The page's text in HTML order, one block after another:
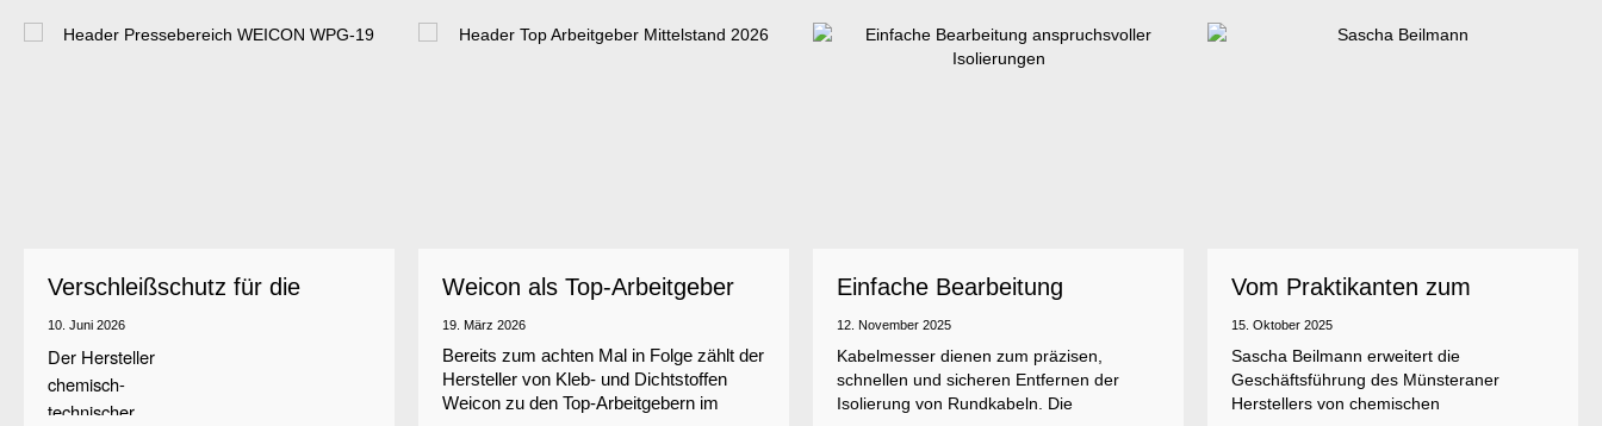
Verschleißschutz für die
Industrie
10. Juni 2026
Der Hersteller
chemisch-
technischer
Weicon als Top-Arbeitgeber
ausgezeichnet
19. März 2026
Bereits zum achten Mal in Folge zählt der
Hersteller von Kleb- und Dichtstoffen
Weicon zu den Top-Arbeitgebern im
Einfache Bearbeitung
anspruchsvoller Isolierungen
12. November 2025
Kabelmesser dienen zum präzisen,
schnellen und sicheren Entfernen der
Isolierung von Rundkabeln. Die
Vom Praktikanten zum
Geschäftsführer
15. Oktober 2025
Sascha Beilmann erweitert die
Geschäftsführung des Münsteraner
Herstellers von chemischen